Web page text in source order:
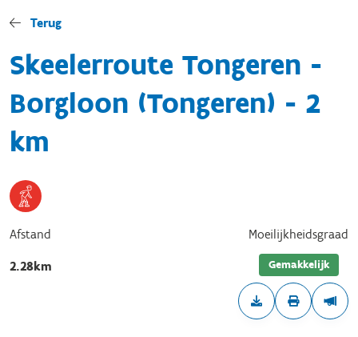
Terug
Skeelerroute Tongeren -
Borgloon (Tongeren) - 2
km
Afstand
2.28km
Moeilijkheidsgraad
Gemakkelijk